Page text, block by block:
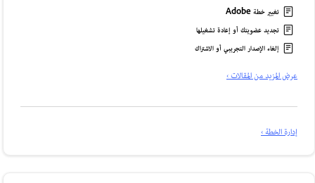
تغيير خطة Adobe
تجديد عضويتك أو إعادة تشغيلها
إلغاء الإصدار التجريبي أو الاشتراك
عرض المزيد من المقالات ›
إدارة الخطة ›